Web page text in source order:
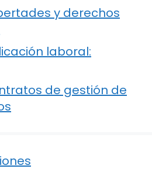
y derechos
laboral:
de gestión de